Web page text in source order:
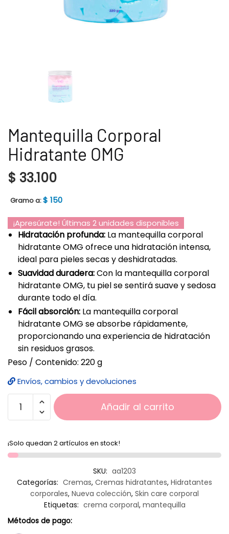
Mantequilla Corporal
Hidratante OMG
$ 33.100
Gramo a:$ 150
¡Apresúrate! Últimas 2 unidades disponibles
Hidratación profunda: La mantequilla corporal
hidratante OMG ofrece una hidratación intensa,
ideal para pieles secas y deshidratadas.
Suavidad duradera:Con la mantequilla corporal
hidratante OMG, tu piel se sentirá suave y sedosa
durante todo el día.
Fácil absorción: La mantequilla corporal
hidratante OMG se absorbe rápidamente,
proporcionando una experiencia de hidratación
sin residuos grasos.
Peso / Contenido: 220 g
Envíos, cambios y devoluciones
Añadir al carrito
¡Solo quedan 2 artículos en stock!
SKU: aa1203
Categorías: Cremas, Cremas hidratantes, Hidratantes
corporales, Nueva colección, Skin care corporal
Etiquetas: crema corporal, mantequilla
Métodos de pago: